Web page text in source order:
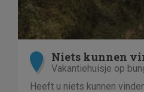
Niets kunnen
Vakantiehuisje op
Heeft u niets kunnen